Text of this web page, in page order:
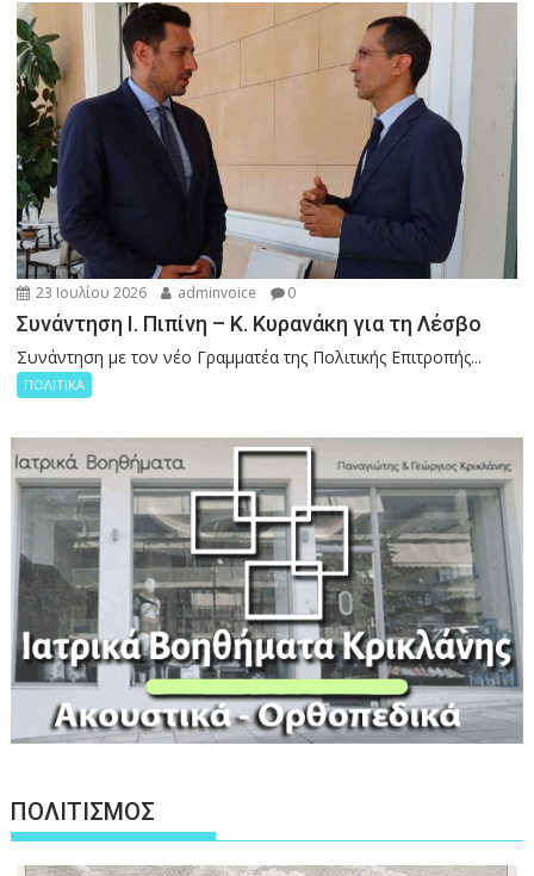
23 Ιουλίου 2026 adminvoice 0
Συνάντηση Ι. Πιπίνη – Κ. Κυρανάκη για τη Λέσβο
Συνάντηση με τον νέο Γραμματέα της Πολιτικής Επιτροπής...
ΠΟΛΙΤΙΚΑ
ΠΟΛΙΤΙΣΜΟΣ